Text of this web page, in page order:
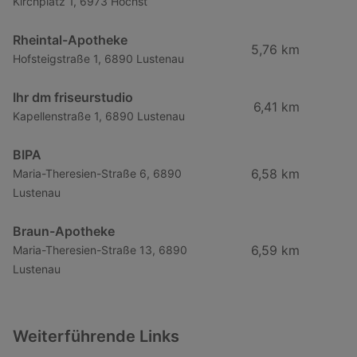
Rheintal-Apotheke
Hofsteigstraße 1, 6890 Lustenau
5,76 km
Ihr dm friseurstudio
Kapellenstraße 1, 6890 Lustenau
6,41 km
BIPA
Maria-Theresien-Straße 6, 6890
Lustenau
6,58 km
Braun-Apotheke
Maria-Theresien-Straße 13, 6890
Lustenau
6,59 km
Weiterführende Links